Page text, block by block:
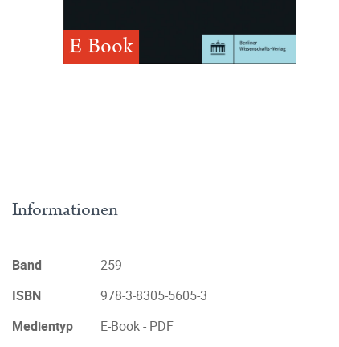
E-Book
Informationen
Band
259
ISBN
978-3-8305-5605-3
Medientyp
E-Book - PDF